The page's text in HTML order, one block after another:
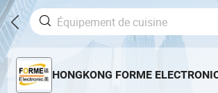
HONGKONG FORME